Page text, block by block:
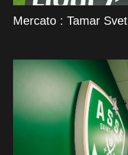
Mercato : Tamar